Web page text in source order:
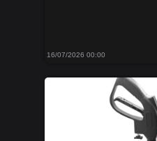
16/07/2026 00:00